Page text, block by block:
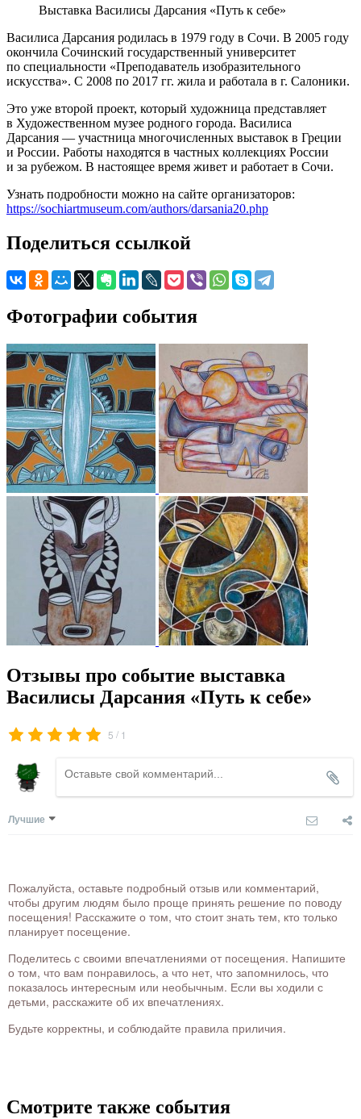
Выставка Василисы Дарсания «Путь к себе»
Василиса Дарсания родилась в 1979 году в Сочи. В 2005 году
окончила Сочинский государственный университет
по специальности «Преподаватель изобразительного
искусства». С 2008 по 2017 гг. жила и работала в г. Салоники.
Это уже второй проект, который художница представляет
в Художественном музее родного города. Василиса
Дарсания — участница многочисленных выставок в Греции
и России. Работы находятся в частных коллекциях России
и за рубежом. В настоящее время живет и работает в Сочи.
Узнать подробности можно на сайте организаторов:
https://sochiartmuseum.com/authors/darsania20.php
Поделиться ссылкой
Фотографии события
Отзывы про событие выставка
Василисы Дарсания «Путь к себе»
5 / 1
Лучшие
Пожалуйста, оставьте подробный отзыв или комментарий,
чтобы другим людям было проще принять решение по поводу
посещения! Расскажите о том, что стоит знать тем, кто только
планирует посещение.
Поделитесь с своими впечатлениями от посещения. Напишите
о том, что вам понравилось, а что нет, что запомнилось, что
показалось интересным или необычным. Если вы ходили с
детьми, расскажите об их впечатлениях.
Будьте корректны, и соблюдайте правила приличия.
Смотрите также события